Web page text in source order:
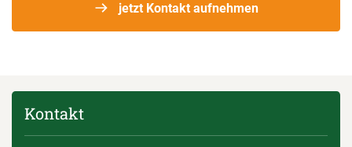
jetzt Kontakt aufnehmen
Kontakt